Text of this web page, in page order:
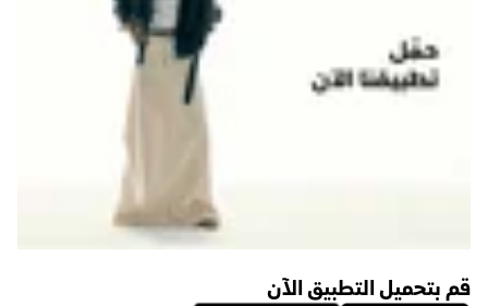
قم بتحميل التطبيق الآن